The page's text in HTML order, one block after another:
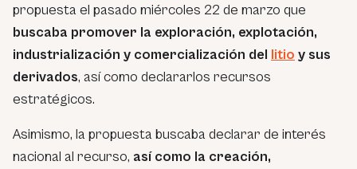
propuesta el pasado miércoles 22 de marzo que
buscaba promover la exploración, explotación,
industrialización y comercialización del litio y sus
derivados, así como declararlos recursos
estratégicos.
Asimismo, la propuesta buscaba declarar de interés
nacional al recurso, así como la creación,